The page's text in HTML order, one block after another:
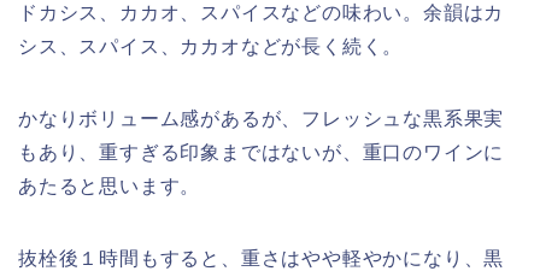
ドカシス、カカオ、スパイスなどの味わい。余韻はカ
シス、スパイス、カカオなどが長く続く。
かなりボリューム感があるが、フレッシュな黒系果実
もあり、重すぎる印象まではないが、重口のワインに
あたると思います。
抜栓後１時間もすると、重さはやや軽やかになり、黒